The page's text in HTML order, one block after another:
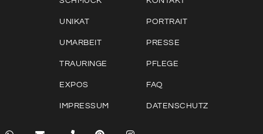
UNIKAT
UMARBEIT
TRAURINGE
EXPOS
IMPRESSUM
PORTRAIT
PRESSE
PFLEGE
FAQ
DATENSCHUTZ